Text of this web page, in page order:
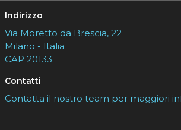
Indirizzo
Via Moretto da Brescia, 22
Milano - Italia
CAP 20133
Contatti
Contatta il nostro team per maggiori